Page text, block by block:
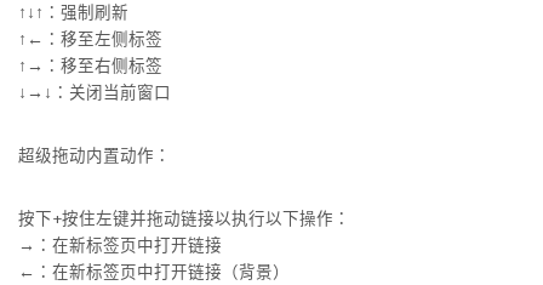
↑↓↑：强制刷新
↑←：移至左侧标签
↑→：移至右侧标签
↓→↓：关闭当前窗口
超级拖动内置动作：
按下+按住左键并拖动链接以执行以下操作：
→：在新标签页中打开链接
←：在新标签页中打开链接（背景）